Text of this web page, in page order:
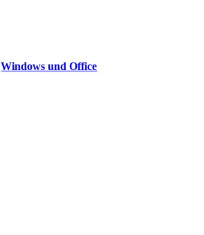
Windows und Office